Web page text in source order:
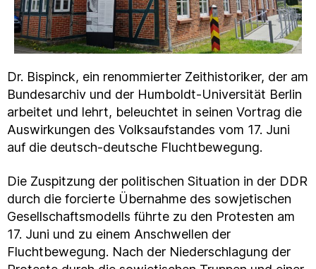
Dr. Bispinck, ein renommierter Zeithistoriker, der am
Bundesarchiv und der Humboldt-Universität Berlin
arbeitet und lehrt, beleuchtet in seinen Vortrag die
Auswirkungen des Volksaufstandes vom 17. Juni
auf die deutsch-deutsche Fluchtbewegung.
Die Zuspitzung der politischen Situation in der DDR
durch die forcierte Übernahme des sowjetischen
Gesellschaftsmodells führte zu den Protesten am
17. Juni und zu einem Anschwellen der
Fluchtbewegung. Nach der Niederschlagung der